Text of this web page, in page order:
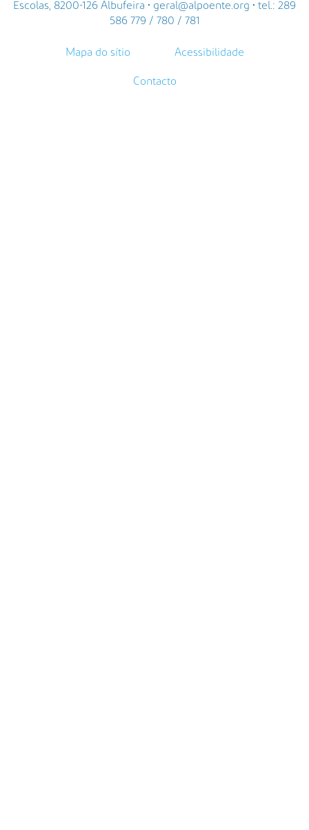
Escolas, 8200-126 Albufeira • geral@alpoente.org • tel.: 289
586 779 / 780 / 781
Mapa do sítio Acessibilidade
Contacto